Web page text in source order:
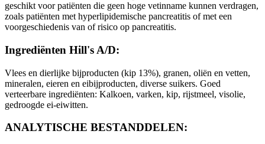
geschikt voor patiënten die geen hoge vetinname kunnen verdragen,
zoals patiënten met hyperlipidemische pancreatitis of met een
voorgeschiedenis van of risico op pancreatitis.
Ingrediënten Hill's A/D:
Vlees en dierlijke bijproducten (kip 13%), granen, oliën en vetten,
mineralen, eieren en eibijproducten, diverse suikers. Goed
verteerbare ingrediënten: Kalkoen, varken, kip, rijstmeel, visolie,
gedroogde ei-eiwitten.
ANALYTISCHE BESTANDDELEN: